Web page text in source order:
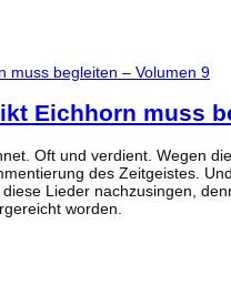
Eichhorn muss
Oft und verdient. Wegen
des Zeitgeistes.
Lieder nachzusingen,
worden.